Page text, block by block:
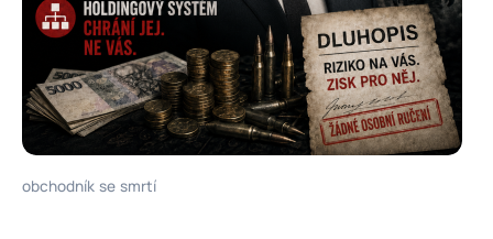
obchodník se smrtí